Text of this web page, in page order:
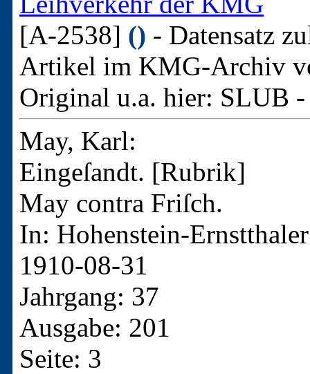
[A-2538] () - Datensatz
Artikel im KMG-Archiv
Original u.a. hier: SLUB -
May, Karl:
Eingeſandt. [Rubrik]
May contra Friſch.
In: Hohenstein-
1910-08-31
Jahrgang: 37
Ausgabe: 201
Seite: 3